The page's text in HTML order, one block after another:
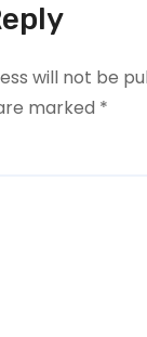
will not be
marked *